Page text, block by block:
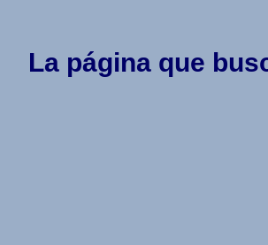
La página que